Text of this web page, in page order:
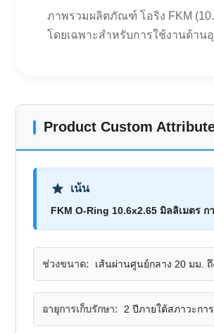
ภาพรวมผลิตภัณฑ์ โอริง FKM
โดยเฉพาะสำหรับการใช้งานด้า
Product Custom
เน้น
FKM O-Ring 10.6x2.65 มิลลิเมตร ก
ช่วงขนาด: เส้นผ่านศูนย์กลาง 20 มม.
อายุการเก็บรักษา: 2 ปีภายใต้สภาวะกา